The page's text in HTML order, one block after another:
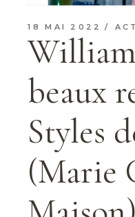
18 MAI 2022
beaux
Styles
(Marie